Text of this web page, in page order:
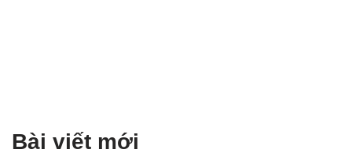
Bài viết mới